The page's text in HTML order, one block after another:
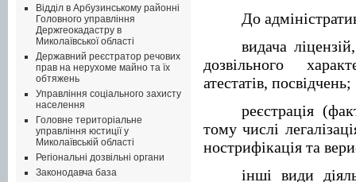
Відділ в Арбузинському районні
Головного управління
Держгеокадастру в
Миколаївської області
Державний реєстратор речових
прав на нерухоме майно та їх
обтяжень
Управління соціального захисту
населення
Головне територіальне
управління юстиції у
Миколаївській області
Регіональні дозвільні органи
Законодавча база
До
видача
дозвільного
атестатів, посвідчень;
реєстрація
тому числі
нострифікація та
інші види